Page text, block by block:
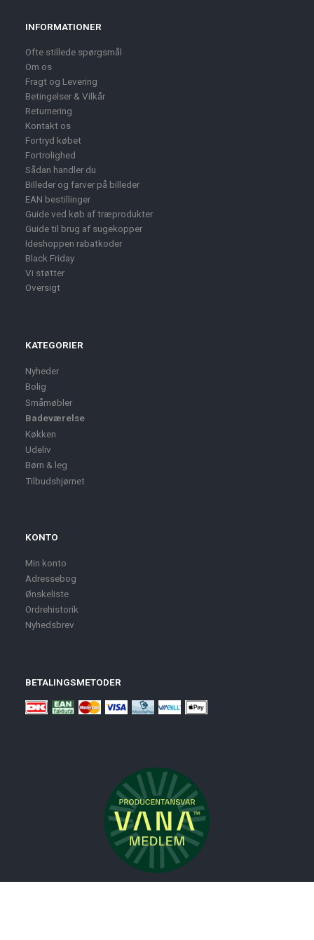
INFORMATIONER
Ofte stillede spørgsmål
Om os
Fragt og Levering
Betingelser & Vilkår
Returnering
Kontakt os
Fortryd købet
Fortrolighed
Sådan handler du
Billeder og farver på billeder
EAN bestillinger
Guide ved køb af træprodukter
Guide til brug af sugekopper
Ideshoppen rabatkoder
Black Friday
Vi støtter
Oversigt
KATEGORIER
Nyheder
Bolig
Småmøbler
Badeværelse
Køkken
Udeliv
Børn & leg
Tilbudshjørnet
KONTO
Min konto
Adressebog
Ønskeliste
Ordrehistorik
Nyhedsbrev
BETALINGSMETODER